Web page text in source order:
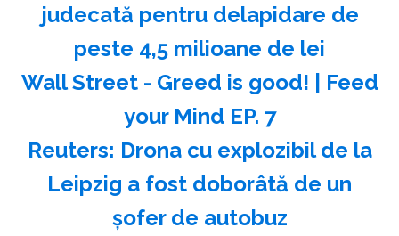
judecată pentru delapidare de
peste 4,5 milioane de lei
Wall Street - Greed is good! | Feed
your Mind EP. 7
Reuters: Drona cu explozibil de la
Leipzig a fost doborâtă de un
şofer de autobuz